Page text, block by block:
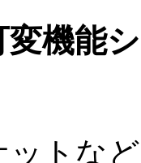
機能
トな